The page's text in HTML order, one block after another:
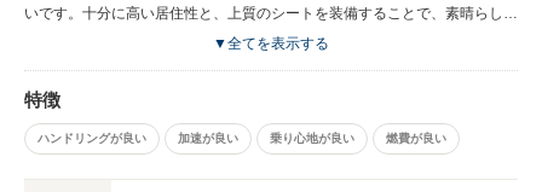
いです。十分に高い居住性と、上質のシートを装備することで、素晴らしい
▼全てを表示する
特徴
ハンドリングが良い 加速が良い 乗り心地が良い 燃費が良い